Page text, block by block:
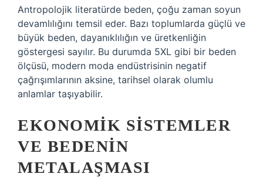
Antropolojik literatürde beden, çoğu zaman soyun
devamlılığını temsil eder. Bazı toplumlarda güçlü ve
büyük beden, dayanıklılığın ve üretkenliğin
göstergesi sayılır. Bu durumda 5XL gibi bir beden
ölçüsü, modern moda endüstrisinin negatif
çağrışımlarının aksine, tarihsel olarak olumlu
anlamlar taşıyabilir.
EKONOMIK SISTEMLER
VE BEDENIN
METALAŞMASI